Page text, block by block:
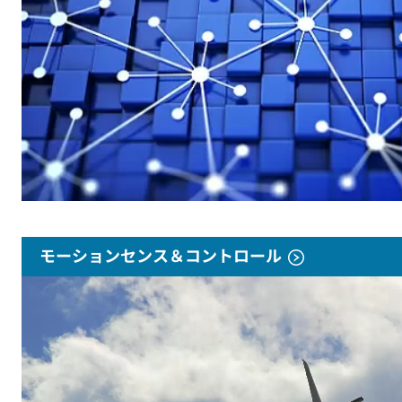
モーションセンス＆コントロール